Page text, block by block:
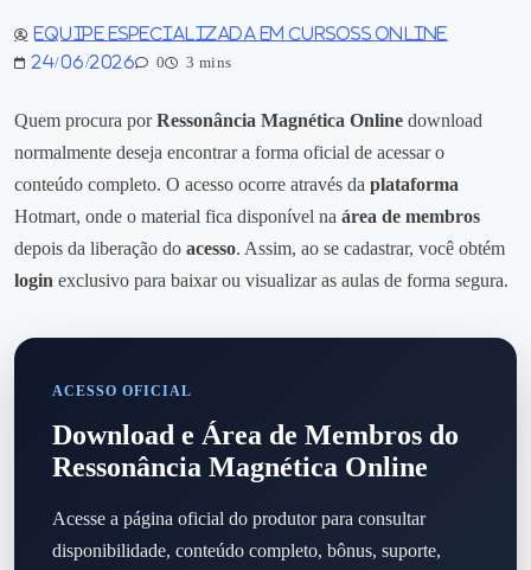
Equipe especializada em Cursoss Online
24/06/2026
0 3 mins
Quem procura porRessonância Magnética Online download
normalmente deseja encontrar a forma oficial de acessar o
conteúdo completo. O acesso ocorre através da plataforma
Hotmart, onde o material fica disponível na área de membros
depois da liberação do acesso. Assim, ao se cadastrar, você obtém
login exclusivo para baixar ou visualizar as aulas de forma segura.
ACESSO OFICIAL
Download e Área de Membros do
Ressonância Magnética Online
Acesse a página oficial do produtor para consultar
disponibilidade, conteúdo completo, bônus, suporte,